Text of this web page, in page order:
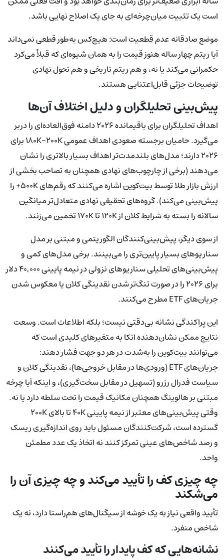
است یک تثبیت میان‌چرخه‌ای به جای یک اصلاح نهایی باشد.
موضع صادقانه عدم قطعیت است: هیچ‌کس به‌طور قطعی نمی‌داند
آیا ریتم چهار ساله هنوز قیمت را به همان شیوه‌ای که قبلاً می‌کرد
حکمرانی می‌کند یا نه، و هم ریتم تاریخی و هم تحول نهادی
توضیحات جزئی قابل‌اعتنایی هستند.
پیش‌بینی تحلیلگران و دلیل اختلاف آن‌ها
اهداف تحلیلگران برای باقیمانده ۲۰۲۶ دامنه فوق‌العاده‌ای را دربر
می‌گیرد. حامیان برجسته صعودی اهداف عمومی ۱۸۰K–۲۰۰K برای
۲۰۲۶ دارند؛ مدل‌های بلندمدت‌تر اهداف بسیار بالاتری را نشان
می‌دهند (برخی از چارچوب‌های نهادی همچنان به تصاحب بخشی از
ارزش بازار طلا توسط بیت‌کوین اشاره می‌کنند که رقم‌های ۵۰۰K+ را
پیش‌بینی می‌کند). گروه‌های تحقیقی نهادی متعادل‌تر میانگین
سالانه را بسته به شرایط کلان از ۱۲۰K تا ۱۷۰K تخمین می‌زنند.
از سوی دیگر، پیش‌بینی‌کنندگان الگوریتمی و مبتنی بر مدل
سناریوهای بسیار پایین‌تری را می‌بینند. برخی مدل‌های کمی و
پیش‌بینی‌های تحلیلی سناریوهای نزولی در نیمه پایینی ۴۰,۰۰۰ دلار
برای ۲۰۲۶ را در صورت تنگ‌تر شدن نقدینگی کلان یا معکوس شدن
جریان‌های ETF مطرح می‌کنند.
این پراکندگی نشانه بی‌دقتی نیست؛ بلکه اطلاعات است. وسعت
نتایج ممکن نشان‌دهنده اتکا به متغیرهای کلیدی است که
می‌توانند بیت‌کوین را به‌شدت در هر دو جهت فشار دهند:
جریان‌های ETF (ورودی‌ها در مقابل خروجی‌ها)، نقدینگی کلان و
سیاست فدرال رزرو (تسهیل در مقابل سخت‌گیری)، و اینکه آیا چرخه
مبتنی بر هالوینگ همچنان مکانیک قیمت را تحت سلطه دارد یا نه.
وقتی پیش‌بینی‌های معتبر از نیمه پایینی ۴۰K تا بالای ۲۰۰K
گسترده است، شرکت‌کنندگان مسئول باید روی اندازه‌گیری ریسک
و رصد شاخص‌های عینی تمرکز کنند نه اتخاذ یک عدد مطمئن
واحد.
چه چیزی کف را تأیید می‌کند و چه چیزی آن را
می‌شکند
تأیید واقعی نیاز به یک خوشه از سیگنال‌های هم‌راستا دارد، نه یک
شاخص منفرد.
نشانه‌هایی که کف پایدار را تأیید می‌کنند